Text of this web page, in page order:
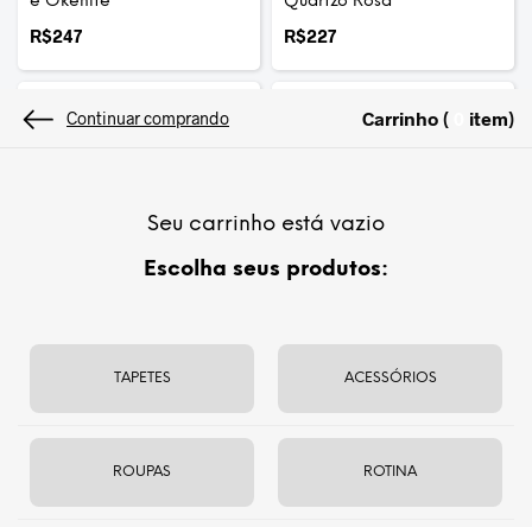
R$247 R$227
ESGOTADO
Japamala Sândalo Cores
R$
ESGOTADO
Pulseira-Colar Mala Ágata
Continuar comprando Carrinho ( item)
Seu carrinho está vazio
Escolha seus produtos:
TAPETES ACESSÓRIOS
ROUPAS ROTINA